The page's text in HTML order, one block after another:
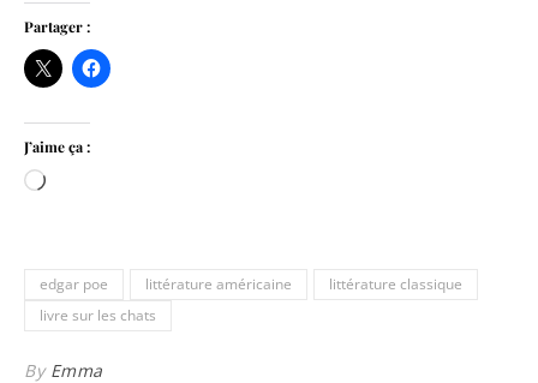
Partager :
J’aime ça :
Chargement…
edgar poe littérature américaine
littérature classique
livre sur les chats
By Emma